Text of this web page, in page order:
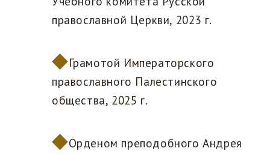
православной Церкви, 2023 г.
Грамотой Императорского
православного Палестинского
общества, 2025 г.
Орденом преподобного Андрея